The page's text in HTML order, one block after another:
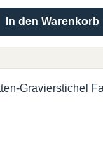
In den Warenkorb